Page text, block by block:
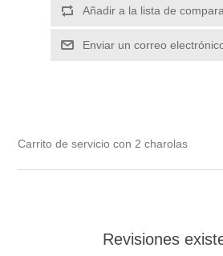
Añadir a la lista de
Enviar un correo
Carrito de servicio con 2 charolas
Revisiones